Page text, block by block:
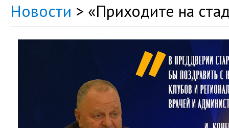
Новости > «Приходите на